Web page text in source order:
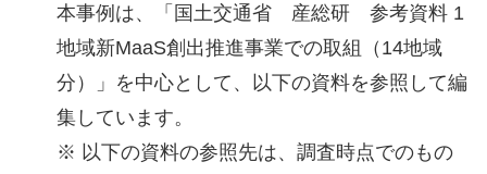
本事例は、「国土交通省 産総研 参考資料 1
地域新MaaS創出推進事業での取組（14地域
分）」を中心として、以下の資料を参照して編
集しています。
※ 以下の資料の参照先は、調査時点でのもの